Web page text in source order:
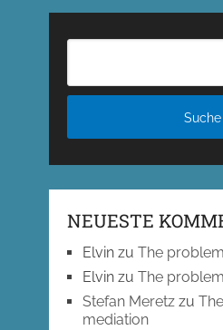
NEUESTE
Elvinzu The
Elvinzu The
Stefan Meretzzu
mediation